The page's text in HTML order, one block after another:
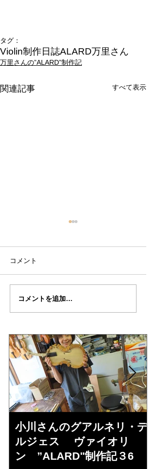
タグ：
Violin制作日誌ALARD万里さん
万里さんの”ALARD”制作記
関連記事 すべて表示
万里さんの”ALARD"制
コメント
コメントを追加…
小川さんのグアルネリ・デ
ルジェス ヴァイオリ
ン ”ALARD"制作記３6